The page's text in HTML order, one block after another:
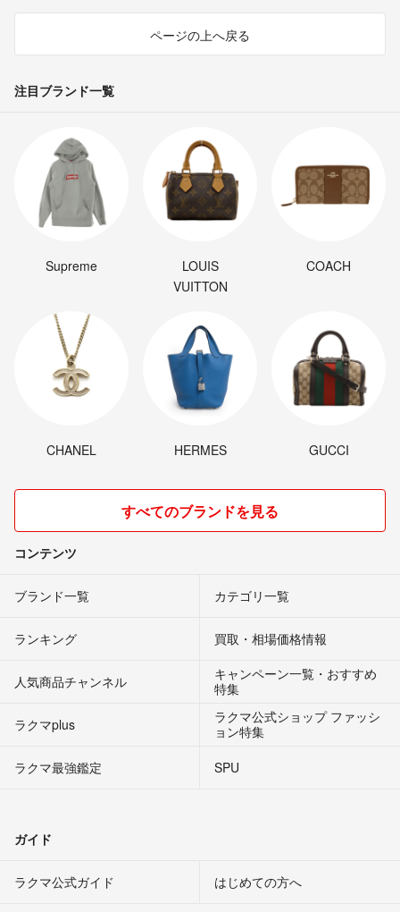
ページの上へ戻る
注目ブランド一覧
Supreme
LOUIS
VUITTON
COACH
CHANEL HERMES GUCCI
すべてのブランドを見る
コンテンツ
ブランド一覧 カテゴリ一覧
ランキング 買取・相場価格情報
人気商品チャンネル
キャンペーン一覧・おすすめ
特集
ラクマplus
ラクマ公式ショップ ファッシ
ョン特集
ラクマ最強鑑定
SPU
ガイド
ラクマ公式ガイド はじめての方へ